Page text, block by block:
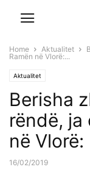
Home Aktualitet
Ramën në Vlorë:...
Aktualitet
Berisha
rëndë, ja
në
16/02/2019